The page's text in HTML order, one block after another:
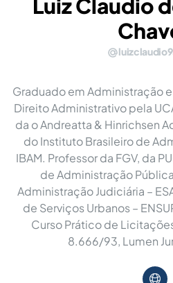
Luiz Claudio
Graduado em Administração
Direito Administrativo pela
da o Andreatta & Hinrichsen
do Instituto Brasileiro de
IBAM. Professor da FGV, da
de Administração
Administração Judiciária –
de Serviços Urbanos –
Curso Prático de
8.666/93, Lumen